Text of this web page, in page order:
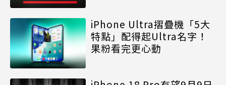
iPhone Ultra摺疊機「5大
特點」配得起Ultra名字！
果粉看完更心動